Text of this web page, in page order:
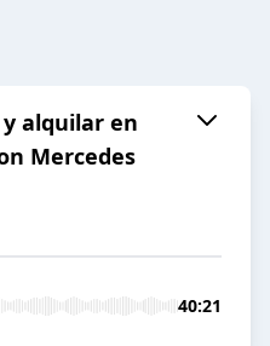
alquilar en
Mercedes
40:21